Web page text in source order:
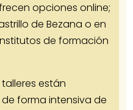
opciones online;
de Bezana o en
de formación
talleres están
forma intensiva de